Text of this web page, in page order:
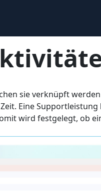
sie verknüpft
Eine
wird festgelegt, ob